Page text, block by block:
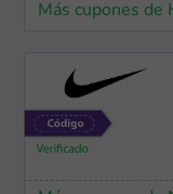
Más cupones de